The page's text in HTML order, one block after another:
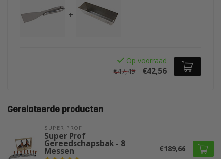
+
Op voorraad
€47,49
€42,56
Gerelateerde producten
SUPER PROF
Super Prof
Gereedschapsbak - 8
Messen €189,66